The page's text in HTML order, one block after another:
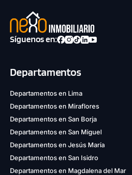
Síguenos en:
Departamentos
Departamentos en Lima
Departamentos en Miraflores
Departamentos en San Borja
Departamentos en San Miguel
Departamentos en Jesús María
Departamentos en San Isidro
Departamentos en Magdalena del Mar